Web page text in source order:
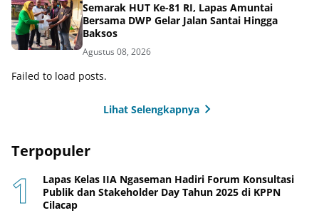
Semarak HUT Ke-81 RI, Lapas Amuntai
Bersama DWP Gelar Jalan Santai Hingga
Baksos
Agustus 08, 2026
Failed to load posts.
Lihat Selengkapnya
Terpopuler
Lapas Kelas IIA Ngaseman Hadiri Forum Konsultasi
Publik dan Stakeholder Day Tahun 2025 di KPPN
Cilacap